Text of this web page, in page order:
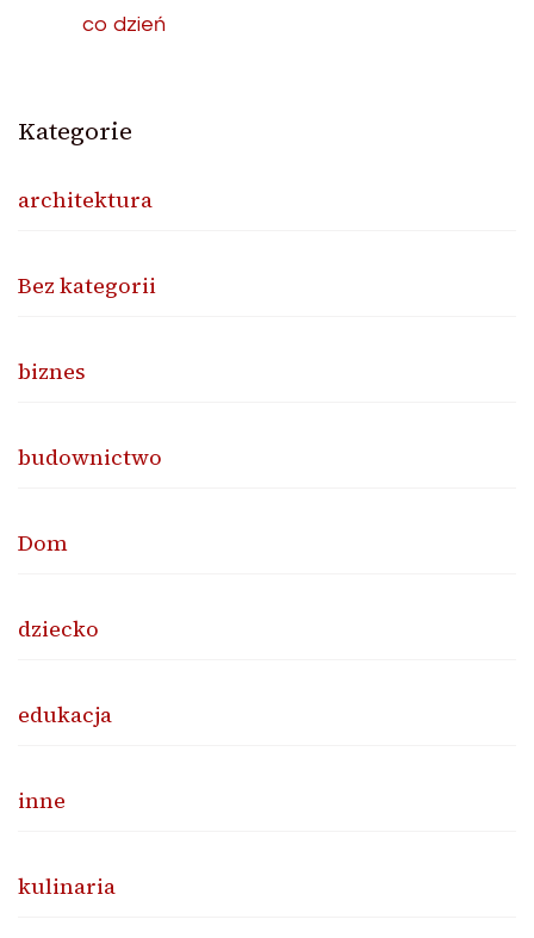
co dzień
Kategorie
architektura
Bez kategorii
biznes
budownictwo
Dom
dziecko
edukacja
inne
kulinaria